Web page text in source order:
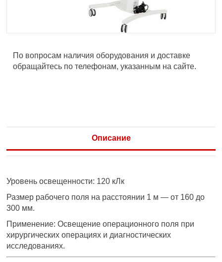
По вопросам наличия оборудования и доставке
обращайтесь по телефонам, указанным на сайте.
Описание
Уровень освещенности: 120 кЛк
Размер рабочего поля на расстоянии 1 м — от 160 до
300 мм.
Применение: Освещение операционного поля при
хирургических операциях и диагностических
исследованиях.